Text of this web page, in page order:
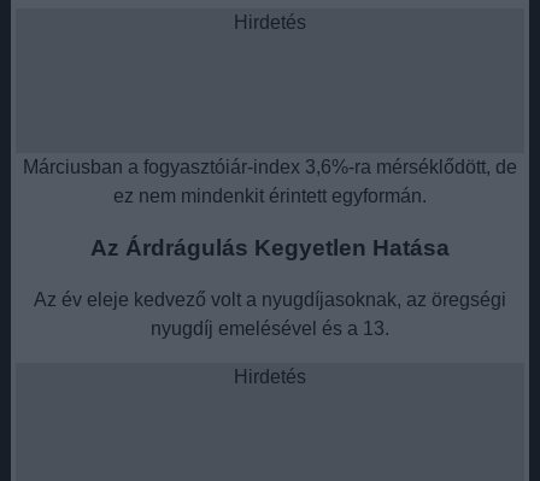
Hirdetés
Márciusban a fogyasztóiár-index 3,6%-ra mérséklődött, de
ez nem mindenkit érintett egyformán.
Az Árdrágulás Kegyetlen Hatása
Az év eleje kedvező volt a nyugdíjasoknak, az öregségi
nyugdíj emelésével és a 13.
Hirdetés